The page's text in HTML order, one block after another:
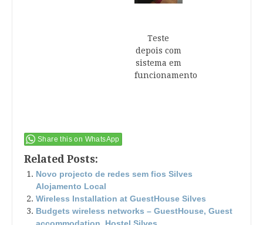
Teste
depois com
sistema em
funcionamento
Share this on WhatsApp
Related Posts:
Novo projecto de redes sem fios Silves
Alojamento Local
Wireless Installation at GuestHouse Silves
Budgets wireless networks – GuestHouse, Guest